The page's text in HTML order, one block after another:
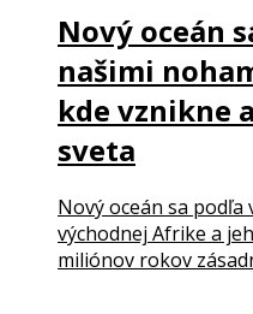
Nový oceán
našimi
kde vznikne
sveta
Nový oceán sa podľa
východnej Afrike a
miliónov rokov